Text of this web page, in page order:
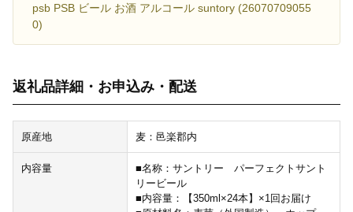
psb PSB ビール お酒 アルコール suntory (26070709055
0)
返礼品詳細・お申込み・配送
原産地 麦：邑楽郡内
内容量
■名称：サントリー パーフェクトサント
リービール
■内容量：【350ml×24本】×1回お届け